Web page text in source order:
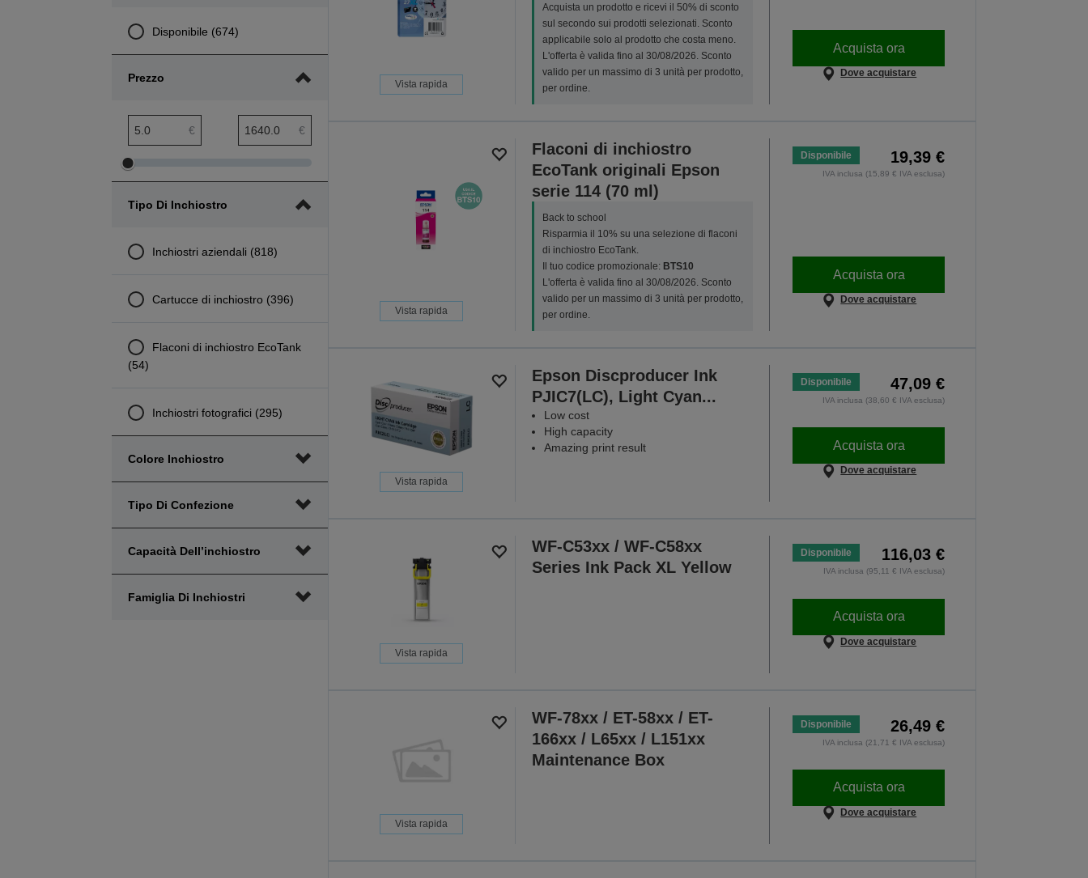
Disponibile (674)
Prezzo
€ €
Modifica
minimo
Modifica
massimo
Tipo Di Inchiostro
Inchiostri aziendali (818)
Cartucce di inchiostro (396)
Flaconi di inchiostro EcoTank
(54)
Inchiostri fotografici (295)
Colore Inchiostro
Tipo Di Confezione
Capacità Dell’inchiostro
Famiglia Di Inchiostri
Vista rapida
Acquista un prodotto e ricevi il 50% di sconto
sul secondo sui prodotti selezionati. Sconto
applicabile solo al prodotto che costa meno.
L'offerta è valida fino al 30/08/2026. Sconto
valido per un massimo di 3 unità per prodotto,
per ordine.
Acquista ora
Dove acquistare
Vista rapida
Flaconi di inchiostro
EcoTank originali Epson
serie 114 (70 ml)
Back to school
Risparmia il 10% su una selezione di flaconi
di inchiostro EcoTank.
Il tuo codice promozionale: BTS10
L'offerta è valida fino al 30/08/2026. Sconto
valido per un massimo di 3 unità per prodotto,
per ordine.
Disponibile 19,39 €
IVA inclusa (15,89 € IVA esclusa)
Acquista ora
Dove acquistare
Vista rapida
Epson Discproducer Ink
PJIC7(LC), Light Cyan...
Low cost
High capacity
Amazing print result
Disponibile 47,09 €
IVA inclusa (38,60 € IVA esclusa)
Acquista ora
Dove acquistare
Vista rapida
WF-C53xx / WF-C58xx
Series Ink Pack XL Yellow
Disponibile 116,03 €
IVA inclusa (95,11 € IVA esclusa)
Acquista ora
Dove acquistare
Vista rapida
WF-78xx / ET-58xx / ET-
166xx / L65xx / L151xx
Maintenance Box
Disponibile 26,49 €
IVA inclusa (21,71 € IVA esclusa)
Acquista ora
Dove acquistare